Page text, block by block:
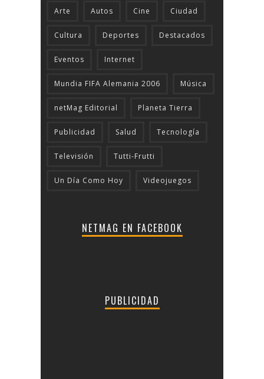
Arte Autos Cine Ciudad
Cultura Deportes Destacados
Eventos Internet
Mundia FIFA Alemania 2006 Música
netMag Editorial Planeta Tierra
Publicidad Salud Tecnologí­a
Televisión Tutti-Frutti
Un Día Como Hoy Videojuegos
NETMAG EN FACEBOOK
PUBLICIDAD